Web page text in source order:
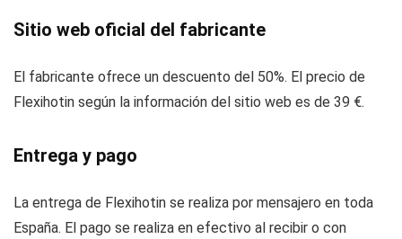
Sitio web oficial del fabricante
El fabricante ofrece un descuento del 50%. El precio de
Flexihotin según la información del sitio web es de 39 €.
Entrega y pago
La entrega de Flexihotin se realiza por mensajero en toda
España. El pago se realiza en efectivo al recibir o con